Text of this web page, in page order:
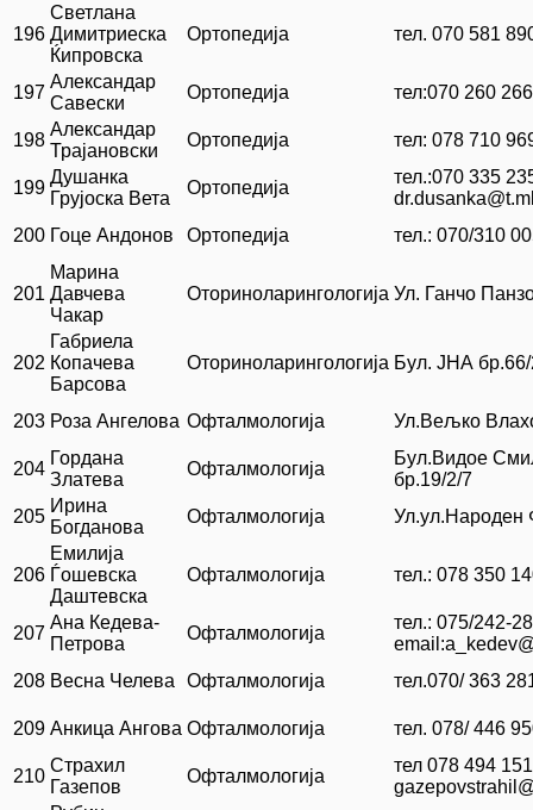
196
Светлана
Димитриеска
Ќипровска
Ортопедија тел. 070 581
197
Александар
Савески
Ортопедија тел:070 260
198
Александар
Трајановски
Ортопедија тел: 078 710
199
Душанка
Грујоска Вета
Ортопедија
тел.:070 335
200 Гоце Андонов Ортопедија тел.: 070/310
201
Марина
Давчева
Чакар
Оториноларингологија Ул. Ганчо
202
Габриела
Копачева
Барсова
Оториноларингологија Бул. ЈНА
203 Роза Ангелова Офталмологија Ул.Вељко
204
Гордана
Златева
Офталмологија
Бул.Видое
бр.19/2/7
205
Ирина
Богданова
Офталмологија Ул.ул.Народен
206
Емилија
Ѓошевска
Даштевска
Офталмологија тел.: 078 350
207
Ана Кедева-
Петрова
Офталмологија
тел.: 075/242-
208 Весна Челева Офталмологија тел.070/ 363
209 Анкица Ангова Офталмологија тел. 078/ 446
210
Страхил
Газепов
Офталмологија
тел 078 494